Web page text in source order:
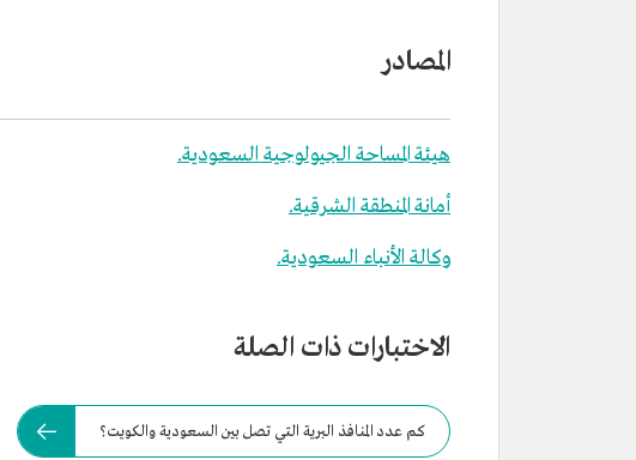
المصادر
هيئة المساحة الجيولوجية السعودية.
أمانة المنطقة الشرقية.
وكالة الأنباء السعودية.
الاختبارات ذات الصلة
كم عدد المنافذ البرية التي تصل بين السعودية والكويت؟